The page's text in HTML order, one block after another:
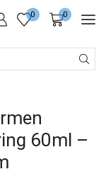
0 0
60ml –